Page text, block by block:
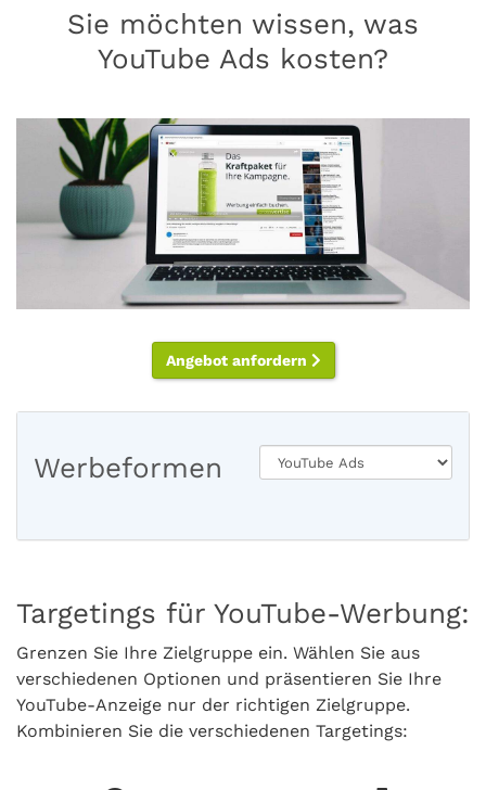
Sie möchten wissen, was
YouTube Ads kosten?
Angebot anfordern
Werbeformen
Targetings für YouTube-Werbung:
Grenzen Sie Ihre Zielgruppe ein. Wählen Sie aus
verschiedenen Optionen und präsentieren Sie Ihre
YouTube-Anzeige nur der richtigen Zielgruppe.
Kombinieren Sie die verschiedenen Targetings: